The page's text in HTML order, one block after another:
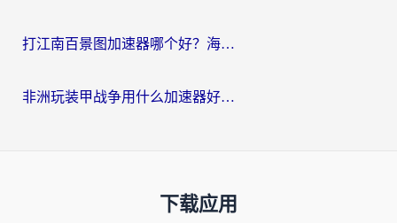
打江南百景图加速器哪个好？海外党踩坑N次后，终于找到不卡的秘诀
非洲玩装甲战争用什么加速器好？海外党亲测有效的国服游戏加速方案
下载应用